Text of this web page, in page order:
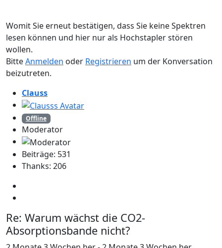
Womit Sie erneut bestätigen, dass Sie keine Spektren
lesen können und hier nur als Hochstapler stören
wollen.
BitteAnmelden oder Registrieren um der Konversation
beizutreten.
Clauss
Offline
Moderator
Beiträge: 531
Thanks: 206
Re: Warum wächst die CO2-
Absorptionsbande nicht?